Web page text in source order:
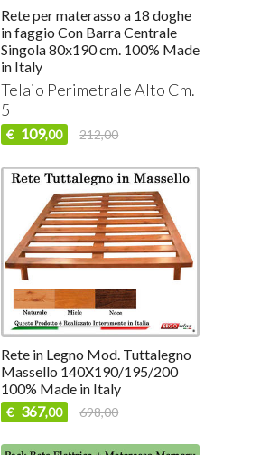
Rete per materasso a 18 doghe
in faggio Con Barra Centrale
Singola 80x190 cm. 100% Made
in Italy
Telaio Perimetrale Alto Cm.
5
€ 109,00 212,00
Rete in Legno Mod. Tuttalegno
Massello 140X190/195/200
100% Made in Italy
€ 367,00 698,00